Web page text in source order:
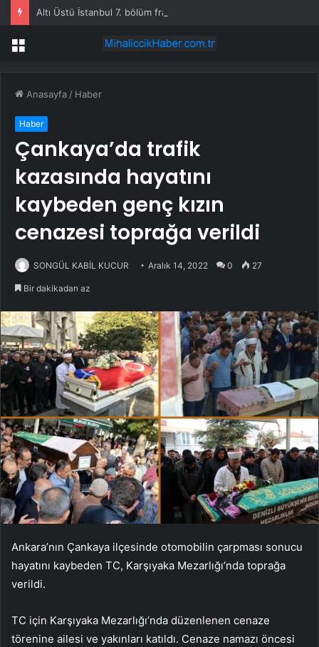
Altı Üstü İstanbul 7. bölüm fragmanı yayınlandı mı?
Menü
Anasayfa / Haber
Haber
Çankaya’da trafik
kazasında hayatını
kaybeden genç kızın
cenazesi toprağa verildi
SONGÜL KABİL KUCUR Aralık 14, 2022 0 27
Bir dakikadan az
Ankara’nın Çankaya ilçesinde otomobilin çarpması sonucu
hayatını kaybeden TC, Karşıyaka Mezarlığı’nda toprağa
verildi.
TC için Karşıyaka Mezarlığı’nda düzenlenen cenaze
törenine ailesi ve yakınları katıldı. Cenaze namazı öncesi